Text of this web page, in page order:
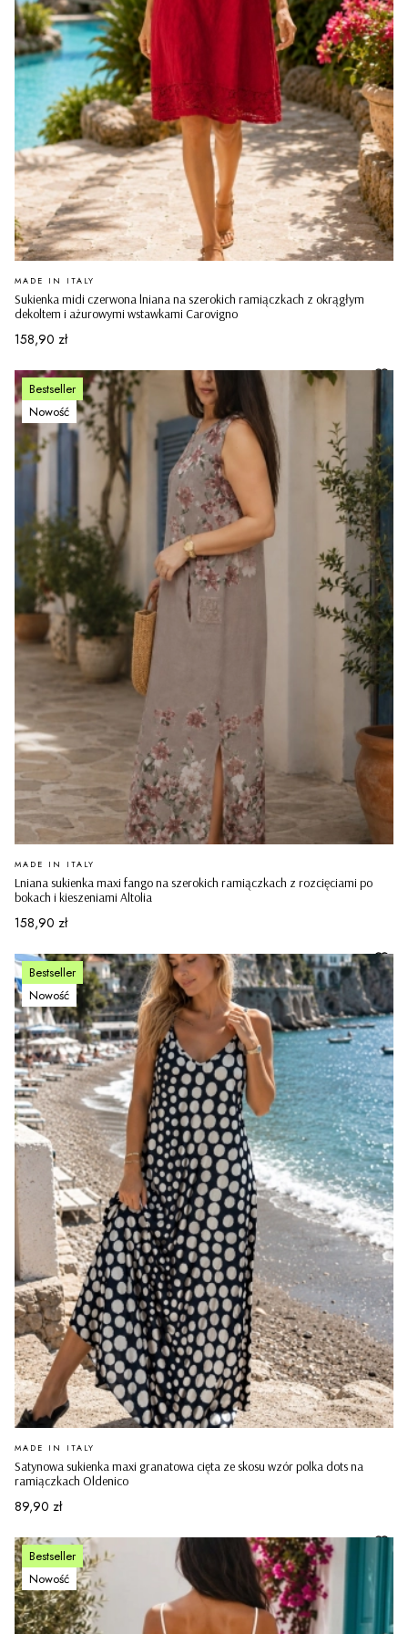
Sukienka midi czerwona lniana na szerokich ramiączkach z okrągłym
dekoltem i ażurowymi wstawkami Carovigno
PRODUCENT
MADE IN ITALY
Cena
158,90 zł
Bestseller
Nowość
Lniana sukienka maxi fango na szerokich ramiączkach z rozcięciami po
bokach i kieszeniami Altolia
PRODUCENT
MADE IN ITALY
Cena
158,90 zł
Bestseller
Nowość
Satynowa sukienka maxi granatowa cięta ze skosu wzór polka dots na
ramiączkach Oldenico
PRODUCENT
MADE IN ITALY
Cena
89,90 zł
Bestseller
Nowość